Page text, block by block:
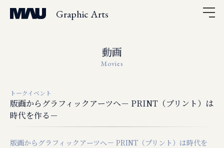
Graphic Arts
動画
Movies
トークイベント
版画からグラフィックアーツへ－ PRINT（プリント）は
時代を作る－
版画からグラフィックアーツへ－ PRINT（プリント）は時代を